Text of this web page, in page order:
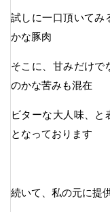
試しに一口頂いてみ
かな豚肉
そこに、甘みだけで
のかな苦みも混在
ビターな大人味、と
となっております
続いて、私の元に提